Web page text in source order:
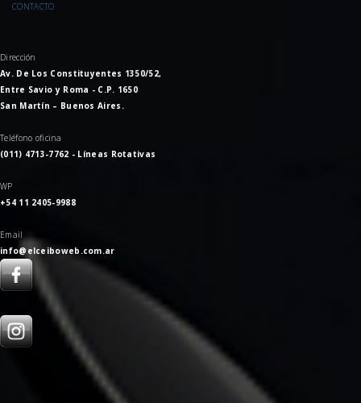
CONTACTO
Dirección
Av. De Los Constituyentes 1350/52,
Entre Savio y Roma - C.P. 1650
San Martín – Buenos Aires.
Teléfono oficina
(011) 4713-7762 - Líneas Rotativas
WP
+54 11 2405-9988
Email
info@elceiboweb.com.ar